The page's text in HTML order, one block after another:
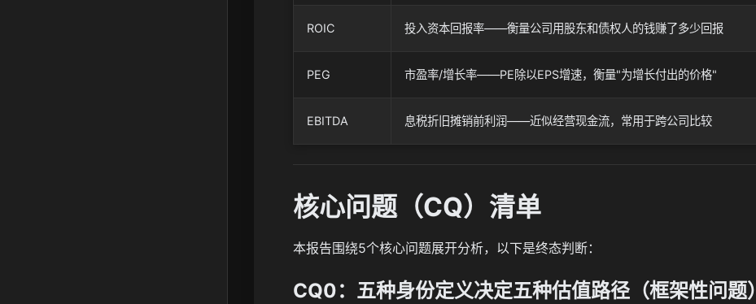
ROIC 投入资本回报率——衡量公司用股东和债权人的钱赚了多少回报
PEG 市盈率/增长率——PE除以EPS增速，衡量"为增长付出的价格"
EBITDA 息税折旧摊销前利润——近似经营现金流，常用于跨公司比较
核心问题（CQ）清单
本报告围绕5个核心问题展开分析，以下是终态判断：
CQ0：五种身份定义决定五种估值路径（框架性问题）